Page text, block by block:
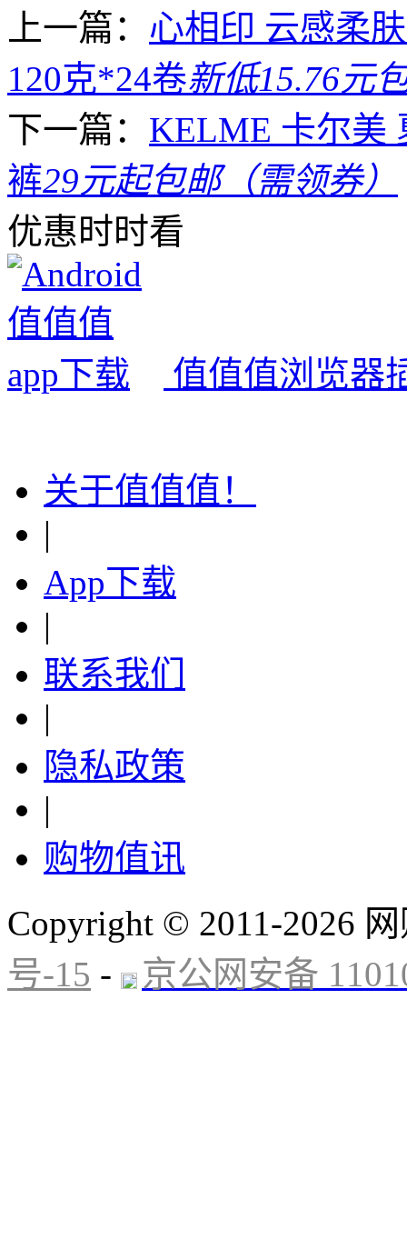
上一篇： 心相印 云感柔
120克*24卷新低15.76元
下一篇： KELME 卡尔美
裤29元起包邮（需领券）
优惠时时看
值值值浏览器
关于值值值！
|
App下载
|
联系我们
|
隐私政策
|
购物值讯
Copyright © 2011-2026
号-15 - 京公网安备